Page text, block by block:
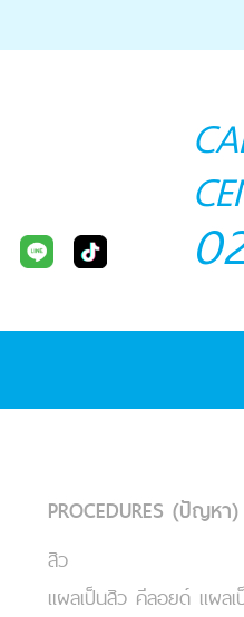
PROCEDURES (ปัญหา)
สิว
แผลเป็นสิว คีลอยด์ แผลเ